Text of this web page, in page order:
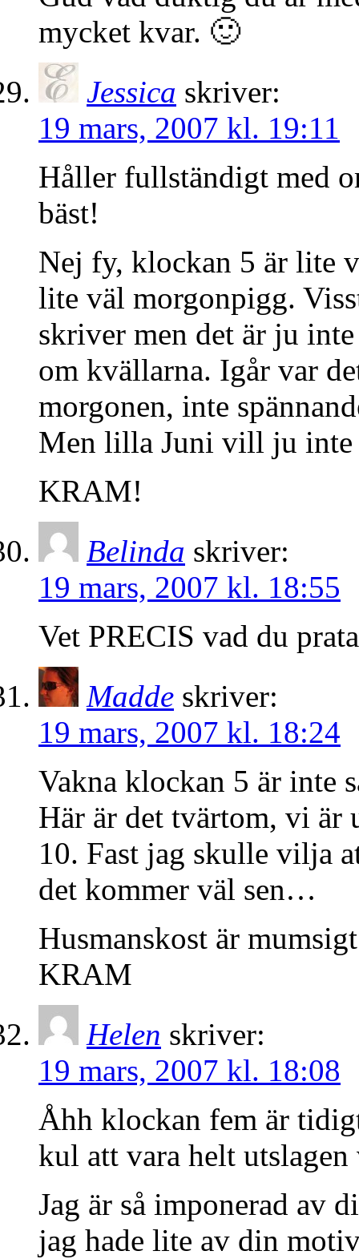
mycket kvar. 🙂
Jessica skriver:
19 mars, 2007 kl. 19:11
Håller fullständigt med
bäst!
Nej fy, klockan 5 är lite
lite väl morgonpigg.
skriver men det är ju
om kvällarna. Igår var
morgonen, inte
Men lilla Juni vill ju inte
KRAM!
Belinda skriver:
19 mars, 2007 kl. 18:55
Vet PRECIS vad du
Madde skriver:
19 mars, 2007 kl. 18:24
Vakna klockan 5 är inte
Här är det tvärtom, vi
10. Fast jag skulle vilja
det kommer väl sen…
Husmanskost är
KRAM
Helen skriver:
19 mars, 2007 kl. 18:08
Åhh klockan fem är
kul att vara helt
Jag är så imponerad av
jag hade lite av din